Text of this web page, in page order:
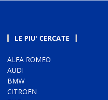
LE PIU' CERCATE
ALFA ROMEO
AUDI
BMW
CITROEN